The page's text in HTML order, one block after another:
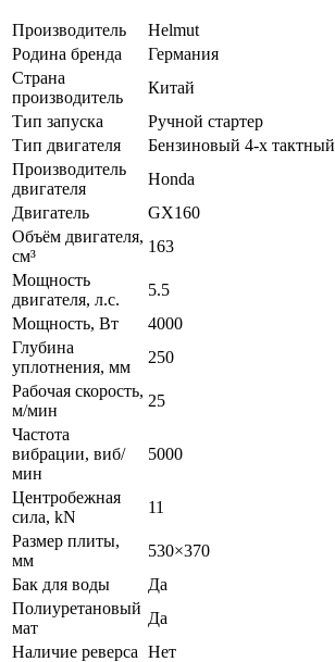
Производитель
Helmut
Родина бренда
Германия
Страна
производитель
Китай
Тип запуска
Ручной стартер
Тип двигателя
Бензиновый 4-х тактный
Производитель
двигателя
Honda
Двигатель
GX160
Объём двигателя,
см³
163
Мощность
двигателя, л.с.
5.5
Мощность, Вт
4000
Глубина
уплотнения, мм
250
Рабочая скорость,
м/мин
25
Частота
вибрации, виб/
мин
5000
Центробежная
сила, kN
11
Размер плиты,
мм
530×370
Бак для воды
Да
Полиуретановый
мат
Да
Наличие реверса Нет